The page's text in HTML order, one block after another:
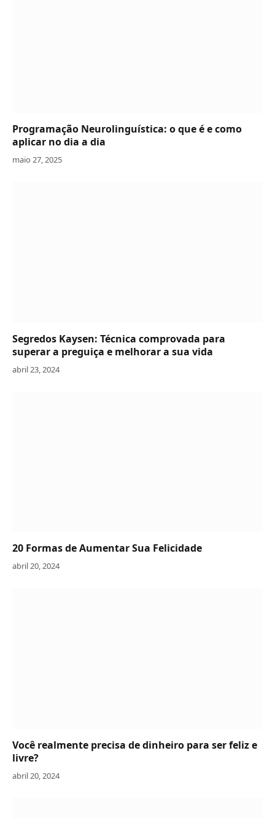
Programação Neurolinguística: o que é e como
aplicar no dia a dia
maio 27, 2025
Segredos Kaysen: Técnica comprovada para
superar a preguiça e melhorar a sua vida
abril 23, 2024
20 Formas de Aumentar Sua Felicidade
abril 20, 2024
Você realmente precisa de dinheiro para ser feliz e
livre?
abril 20, 2024